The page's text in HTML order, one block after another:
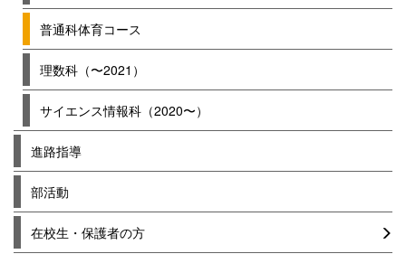
普通科体育コース
理数科（〜2021）
サイエンス情報科（2020〜）
進路指導
部活動
在校生・保護者の方